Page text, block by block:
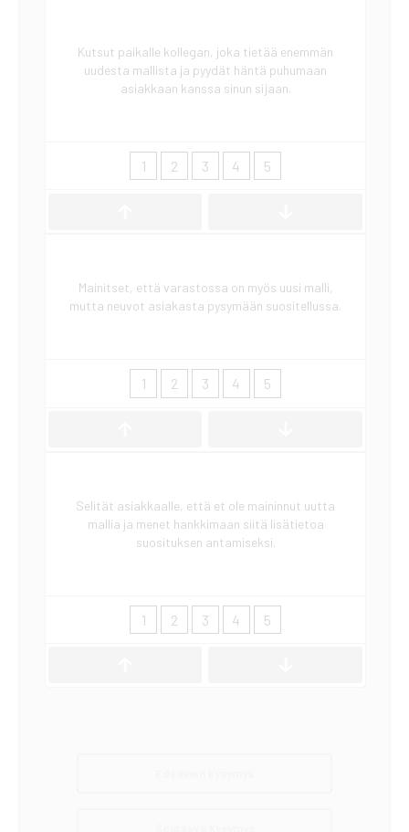
Kutsut paikalle kollegan, joka tietää enemmän
uudesta mallista ja pyydät häntä puhumaan
asiakkaan kanssa sinun sijaan.
1 2 3 4 5
Mainitset, että varastossa on myös uusi malli,
mutta neuvot asiakasta pysymään suositellussa.
1 2 3 4 5
Selität asiakkaalle, että et ole maininnut uutta
mallia ja menet hankkimaan siitä lisätietoa
suosituksen antamiseksi.
1 2 3 4 5